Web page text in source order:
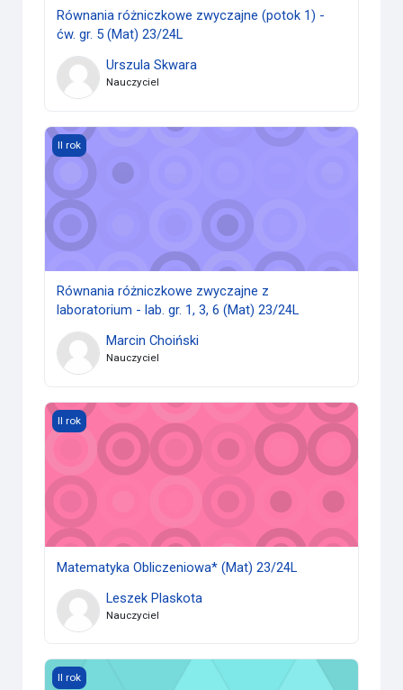
Równania różniczkowe zwyczajne (potok 1) -
ćw. gr. 5 (Mat) 23/24L
Urszula Skwara
Nauczyciel
Równania różniczkowe zwyczajne z laboratorium - lab. gr.
II rok
Równania różniczkowe zwyczajne z
laboratorium - lab. gr. 1, 3, 6 (Mat) 23/24L
Marcin Choiński
Nauczyciel
Matematyka Obliczeniowa* (Mat) 23/24L
II rok
Matematyka Obliczeniowa* (Mat) 23/24L
Leszek Plaskota
Nauczyciel
Rachunek Prawdopodobieństwa I - ćw. gr. 4 (Mat) 23/24L
II rok